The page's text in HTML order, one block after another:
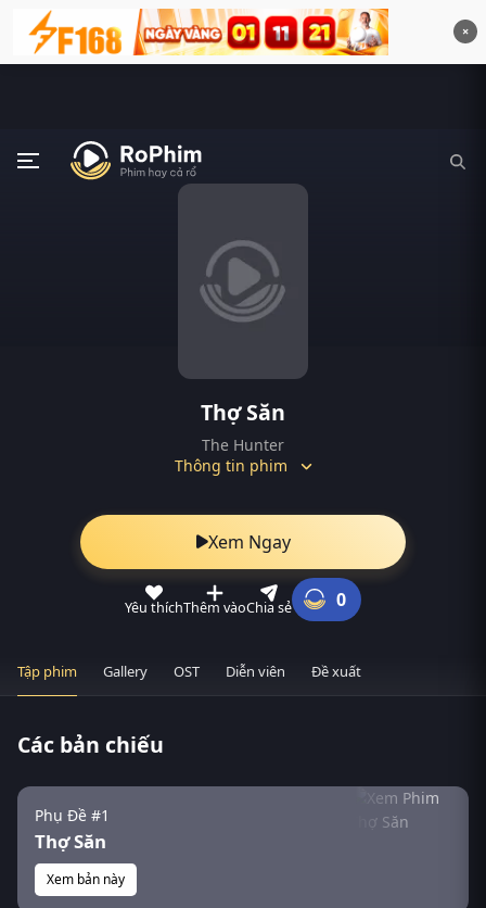
×
Thợ Săn
The Hunter
Thông tin phim
Xem Ngay
Yêu thíchThêm vàoChia sẻ 0
Tập phim Gallery OST Diễn viên Đề xuất
Các bản chiếu
Phụ Đề #1
Thợ Săn
Xem bản này